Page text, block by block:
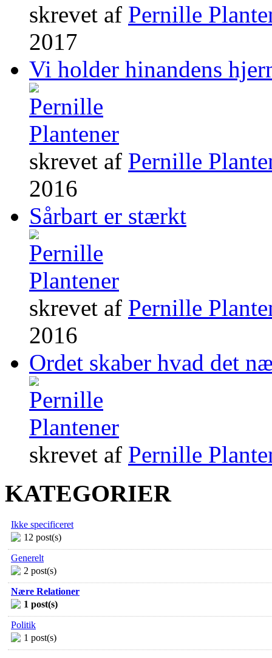
skrevet af Pernille
2017
Vi holder hinandens
skrevet af Pernille
2016
Sårbart er stærkt
skrevet af Pernille
2016
Ordet skaber hvad det
skrevet af Pernille
KATEGORIER
Ikke specificeret
12 post(s)
Generelt
2 post(s)
Nære Relationer
1 post(s)
Politik
1 post(s)